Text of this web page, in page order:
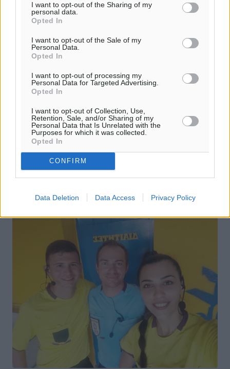
I want to opt-out of the Sharing of my
personal data.
Opted In
I want to opt-out of the Sale of my
Personal Data.
Opted In
I want to opt-out of processing my
Personal Data for Targeted Advertising.
Opted In
I want to opt-out of Collection, Use,
Retention, Sale, and/or Sharing of my
Personal Data that Is Unrelated with the
Purposes for which it was collected.
Opted In
CONFIRM
Data Deletion Data Access Privacy Policy
Άγιος Ισίδωρος: Ανακοίνωσε Καπέσιο
Στην περαιτέρω ενίσχυση του έμψυχου δυναμικού του
προχώρησε ο Άγιος Ισίδωρος, ενόψει της συμμετοχής
του στο νέο πρωτάθλημα της Β’ Κατηγορίας. Η ομάδα
του Γιάννη Κρητικού ...